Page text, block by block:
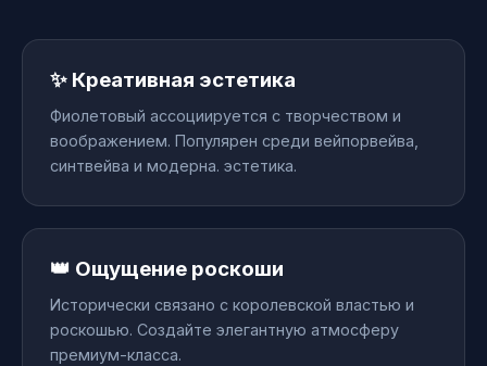
✨ Креативная эстетика
Фиолетовый ассоциируется с творчеством и
воображением. Популярен среди вейпорвейва,
синтвейва и модерна. эстетика.
👑 Ощущение роскоши
Исторически связано с королевской властью и
роскошью. Создайте элегантную атмосферу
премиум-класса.